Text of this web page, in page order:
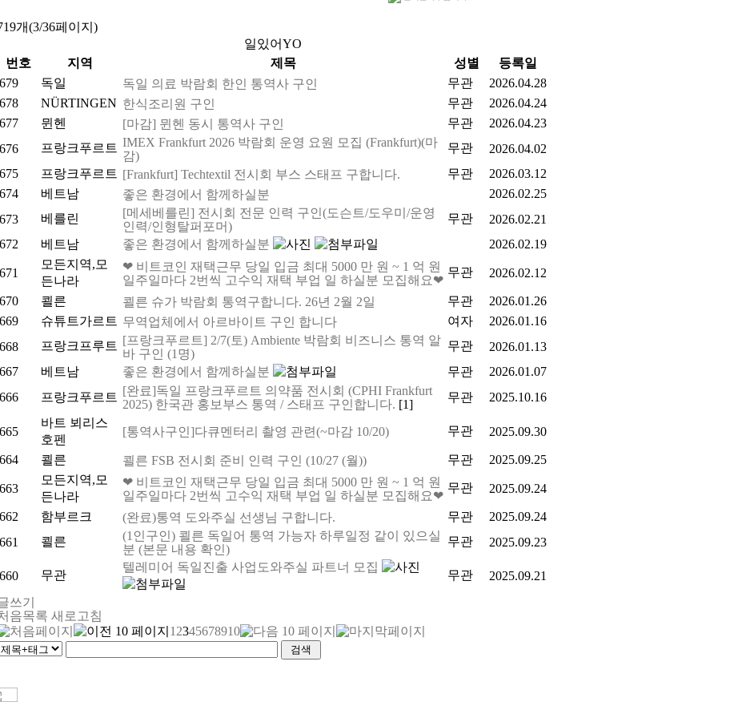
개(3/36페이지)
일있어YO
번호
지역 제목 성별
등록일
679
독일 독일 의료 박람회 한인 통역사 구인 무관
2026.04.28
678
NÜRTINGEN 한식조리원 구인 무관
2026.04.24
677
뮌헨 [마감] 뮌헨 동시 통역사 구인 무관
2026.04.23
676
프랑크푸르트 IMEX Frankfurt 2026 박람회 운영 요원 모집 (Frankfurt)(마
감)
무관
2026.04.02
675
프랑크푸르트 [Frankfurt] Techtextil 전시회 부스 스태프 구합니다. 무관
2026.03.12
674
베트남 좋은 환경에서 함께하실분
2026.02.25
673
베를린
[메세베를린] 전시회 전문 인력 구인(도슨트/도우미/운영
인력/인형탈퍼포머)
무관
2026.02.21
672
베트남 좋은 환경에서 함께하실분 2026.02.19
671
모든지역,모
든나라
❤ 비트코인 재택근무 당일 입금 최대 5000 만 원 ~ 1 억 원
일주일마다 2번씩 고수익 재택 부업 일 하실분 모집해요❤
무관 2026.02.12
670 쾰른 쾰른 슈가 박람회 통역구합니다. 26년 2월 2일 무관
2026.01.26
669
슈튜트가르트 무역업체에서 아르바이트 구인 합니다 여자
2026.01.16
668
프랑크프루트 [프랑크푸르트] 2/7(토) Ambiente 박람회 비즈니스 통역 알
바 구인 (1명)
무관
2026.01.13
667
베트남 좋은 환경에서 함께하실분 무관
2026.01.07
666
프랑크푸르트 [완료]독일 프랑크푸르트 의약품 전시회 (CPHI Frankfurt
2025) 한국관 홍보부스 통역 / 스태프 구인합니다. [1]
무관 2025.10.16
665
바트 뵈리스
호펜
[통역사구인]다큐멘터리 촬영 관련(~마감 10/20) 무관 2025.09.30
664 쾰른 쾰른 FSB 전시회 준비 인력 구인 (10/27 (월)) 무관 2025.09.25
663
모든지역,모
든나라
❤ 비트코인 재택근무 당일 입금 최대 5000 만 원 ~ 1 억 원
일주일마다 2번씩 고수익 재택 부업 일 하실분 모집해요❤
무관 2025.09.24
662 함부르크 (완료)통역 도와주실 선생님 구합니다. 무관
2025.09.24
661
쾰른
(1인구인) 쾰른 독일어 통역 가능자 하루일정 같이 있으실
분 (본문 내용 확인)
무관 2025.09.23
660 무관
텔레미어 독일진출 사업도와주실 파트너 모집
무관
2025.09.21
쓰기
음목록 새로고침
1 2345678910